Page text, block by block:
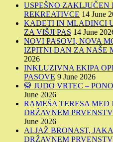
USPEŠNO
REKREATIVCE 14 June
KADETI IN MLADINCI
ZA VIŠJI PAS 14 June
NOVI PASOVI, NOVA
IZPITNI DAN ZA NAŠE
2026
INKLUZIVNA EKIPA
PASOVE 9 June 2026
🥋 JUDO VRTEC –
June 2026
RAMEŠA TERESA MED
DRŽAVNEM
June 2026
ALJAŽ BRONAST,
DRŽAVNEM